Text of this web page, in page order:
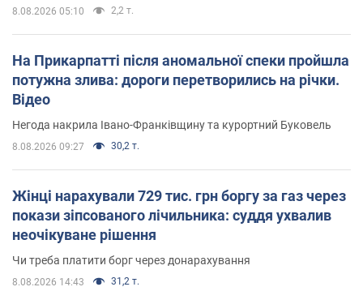
8.08.2026 05:10 2,2 т.
На Прикарпатті після аномальної спеки пройшла
потужна злива: дороги перетворились на річки.
Відео
Негода накрила Івано-Франківщину та курортний Буковель
8.08.2026 09:27 30,2 т.
Жінці нарахували 729 тис. грн боргу за газ через
покази зіпсованого лічильника: суддя ухвалив
неочікуване рішення
Чи треба платити борг через донарахування
8.08.2026 14:43 31,2 т.